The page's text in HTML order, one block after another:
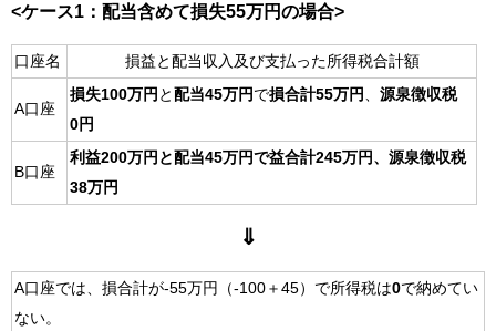
<ケース1：配当含めて損失55万円の場合>
口座名 損益と配当収入及び支払った所得税合計額
A口座
損失100万円 と 配当45万円 で損合計55万円
源泉徴収税
0円
B口座
利益200万円と配当45万円で益合計245万円、源泉徴収税
38万円
⇓
A口座では、損合計が-55万円（-100＋45）で所得税は0で納めてい
ない。